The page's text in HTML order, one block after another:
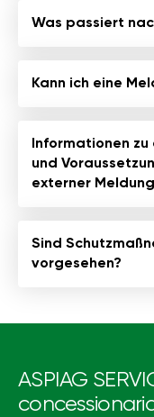
Was passiert
Kann ich eine
Informationen
und
externer
Sind
vorgesehen?
ASPIAG